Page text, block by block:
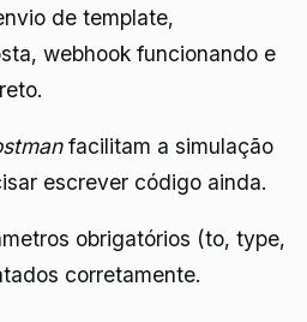
de template,
webhook funcionando e
facilitam a simulação
escrever código ainda.
obrigatórios (to, type,
corretamente.